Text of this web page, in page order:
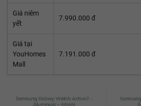
Giá niêm
yết
7.990.000 đ
Giá tại
YouHomes
Mall
7.191.000 đ